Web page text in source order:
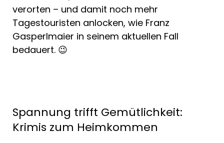
verorten – und damit noch mehr
Tagestouristen anlocken, wie Franz
Gasperlmaier in seinem aktuellen Fall
bedauert. 😉
Spannung trifft Gemütlichkeit:
Krimis zum Heimkommen